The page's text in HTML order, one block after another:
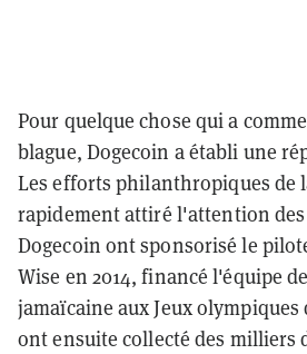
Pour quelque chose qui a
blague, Dogecoin a établi une
Les efforts philanthropiques de
rapidement attiré l'attention des
Dogecoin ont sponsorisé le
Wise en 2014, financé l'équipe
jamaïcaine aux Jeux olympiques
ont ensuite collecté des milliers